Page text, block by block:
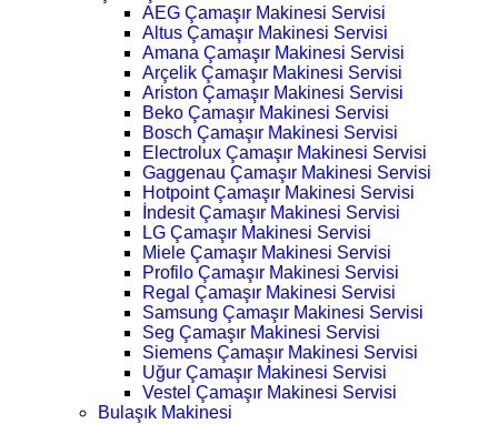
AEG Çamaşır Makinesi Servisi
Altus Çamaşır Makinesi Servisi
Amana Çamaşır Makinesi Servisi
Arçelik Çamaşır Makinesi Servisi
Ariston Çamaşır Makinesi Servisi
Beko Çamaşır Makinesi Servisi
Bosch Çamaşır Makinesi Servisi
Electrolux Çamaşır Makinesi Servisi
Gaggenau Çamaşır Makinesi Servisi
Hotpoint Çamaşır Makinesi Servisi
İndesit Çamaşır Makinesi Servisi
LG Çamaşır Makinesi Servisi
Miele Çamaşır Makinesi Servisi
Profilo Çamaşır Makinesi Servisi
Regal Çamaşır Makinesi Servisi
Samsung Çamaşır Makinesi Servisi
Seg Çamaşır Makinesi Servisi
Siemens Çamaşır Makinesi Servisi
Uğur Çamaşır Makinesi Servisi
Vestel Çamaşır Makinesi Servisi
Bulaşık Makinesi